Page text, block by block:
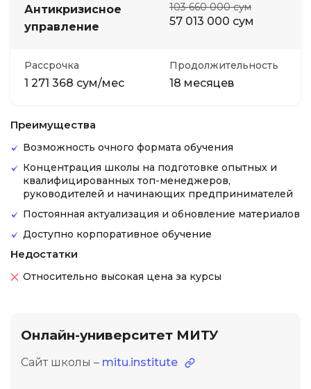
Антикризисное
управление
103 660 000 сум
57 013 000 сум
Рассрочка
1 271 368 сум/мес
Продолжительность
18 месяцев
Преимущества
Возможность очного формата обучения
Концентрация школы на подготовке опытных и
квалифицированных топ-менеджеров,
руководителей и начинающих предпринимателей
Постоянная актуализация и обновление материалов
Доступно корпоративное обучение
Недостатки
Относительно высокая цена за курсы
Онлайн-университет МИТУ
Сайт школы – mitu.institute